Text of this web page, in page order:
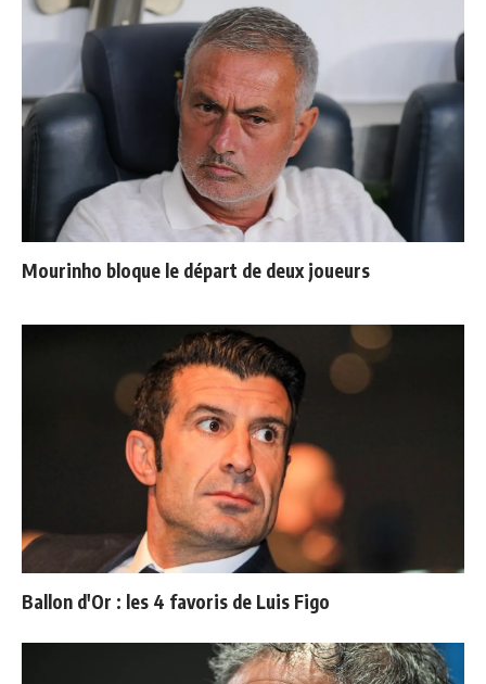
Mourinho bloque le départ de deux joueurs
Ballon d'Or : les 4 favoris de Luis Figo